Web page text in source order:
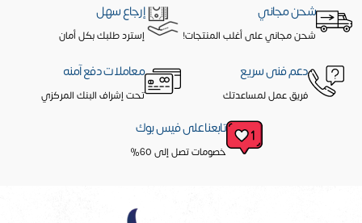
شحن مجاني
شحن مجاني على أغلب المنتجات!
إرجاع سهل
إسترد طلبك بكل أمان
دعم فنى سريع
فريق عمل لمساعدتك
معاملات دفع آمنه
تحت إشراف البنك المركزي
تابعنا على فيس بوك
خصومات تصل إلى 60%